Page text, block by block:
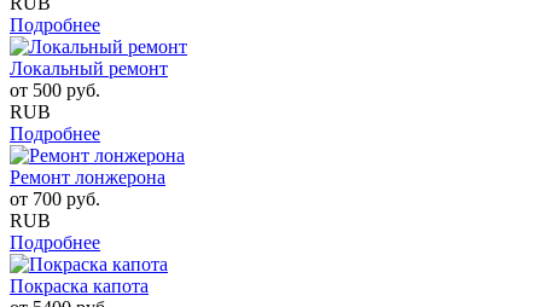
Подробнее
Локальный ремонт
от 500 руб.
RUB
Подробнее
Ремонт лонжерона
от 700 руб.
RUB
Подробнее
Покраска капота